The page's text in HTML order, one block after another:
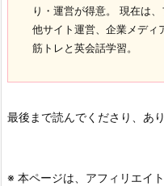
り・運営が得意。 現在は
他サイト運営、企業メディ
筋トレと英会話学習。
最後まで読んでくださり、あ
※ 本ページは、アフィリエイ